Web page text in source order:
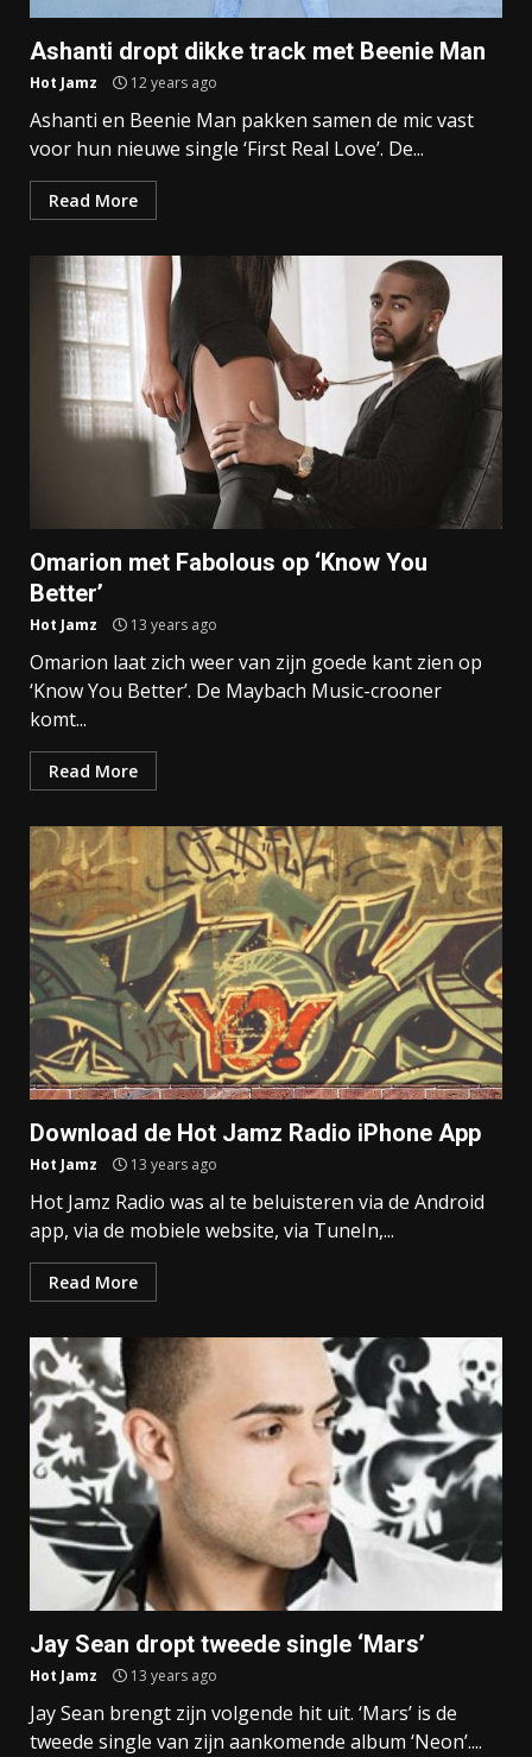
Ashanti dropt dikke track met Beenie Man
Hot Jamz 12 years ago
Ashanti en Beenie Man pakken samen de mic vast
voor hun nieuwe single ‘First Real Love’. De...
Read More
Omarion met Fabolous op ‘Know You
Better’
Hot Jamz 13 years ago
Omarion laat zich weer van zijn goede kant zien op
‘Know You Better’. De Maybach Music-crooner
komt...
Read More
Download de Hot Jamz Radio iPhone App
Hot Jamz 13 years ago
Hot Jamz Radio was al te beluisteren via de Android
app, via de mobiele website, via TuneIn,...
Read More
Jay Sean dropt tweede single ‘Mars’
Hot Jamz 13 years ago
Jay Sean brengt zijn volgende hit uit. ‘Mars’ is de
tweede single van zijn aankomende album ‘Neon’....